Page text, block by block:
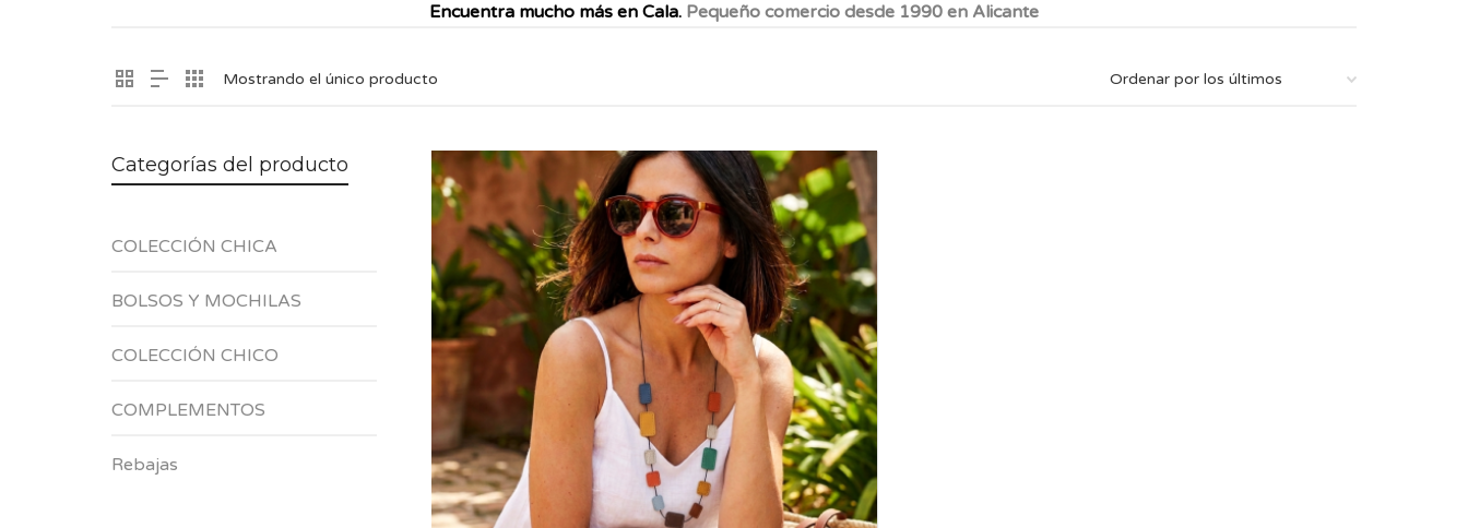
Encuentra mucho más en Cala. Pequeño comercio desde 1990 en Alicante
Mostrando el único producto
Categorías del producto
COLECCIÓN CHICA
BOLSOS Y MOCHILAS
COLECCIÓN CHICO
COMPLEMENTOS
Rebajas